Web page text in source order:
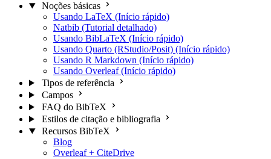
Noções básicas
Usando LaTeX (Início rápido)
Natbib (Tutorial detalhado)
Usando BibLaTeX (Início rápido)
Usando Quarto (RStudio/Posit) (Início rápido)
Usando R Markdown (Início rápido)
Usando Overleaf (Início rápido)
Tipos de referência
Campos
FAQ do BibTeX
Estilos de citação e bibliografia
Recursos BibTeX
Blog
Overleaf + CiteDrive